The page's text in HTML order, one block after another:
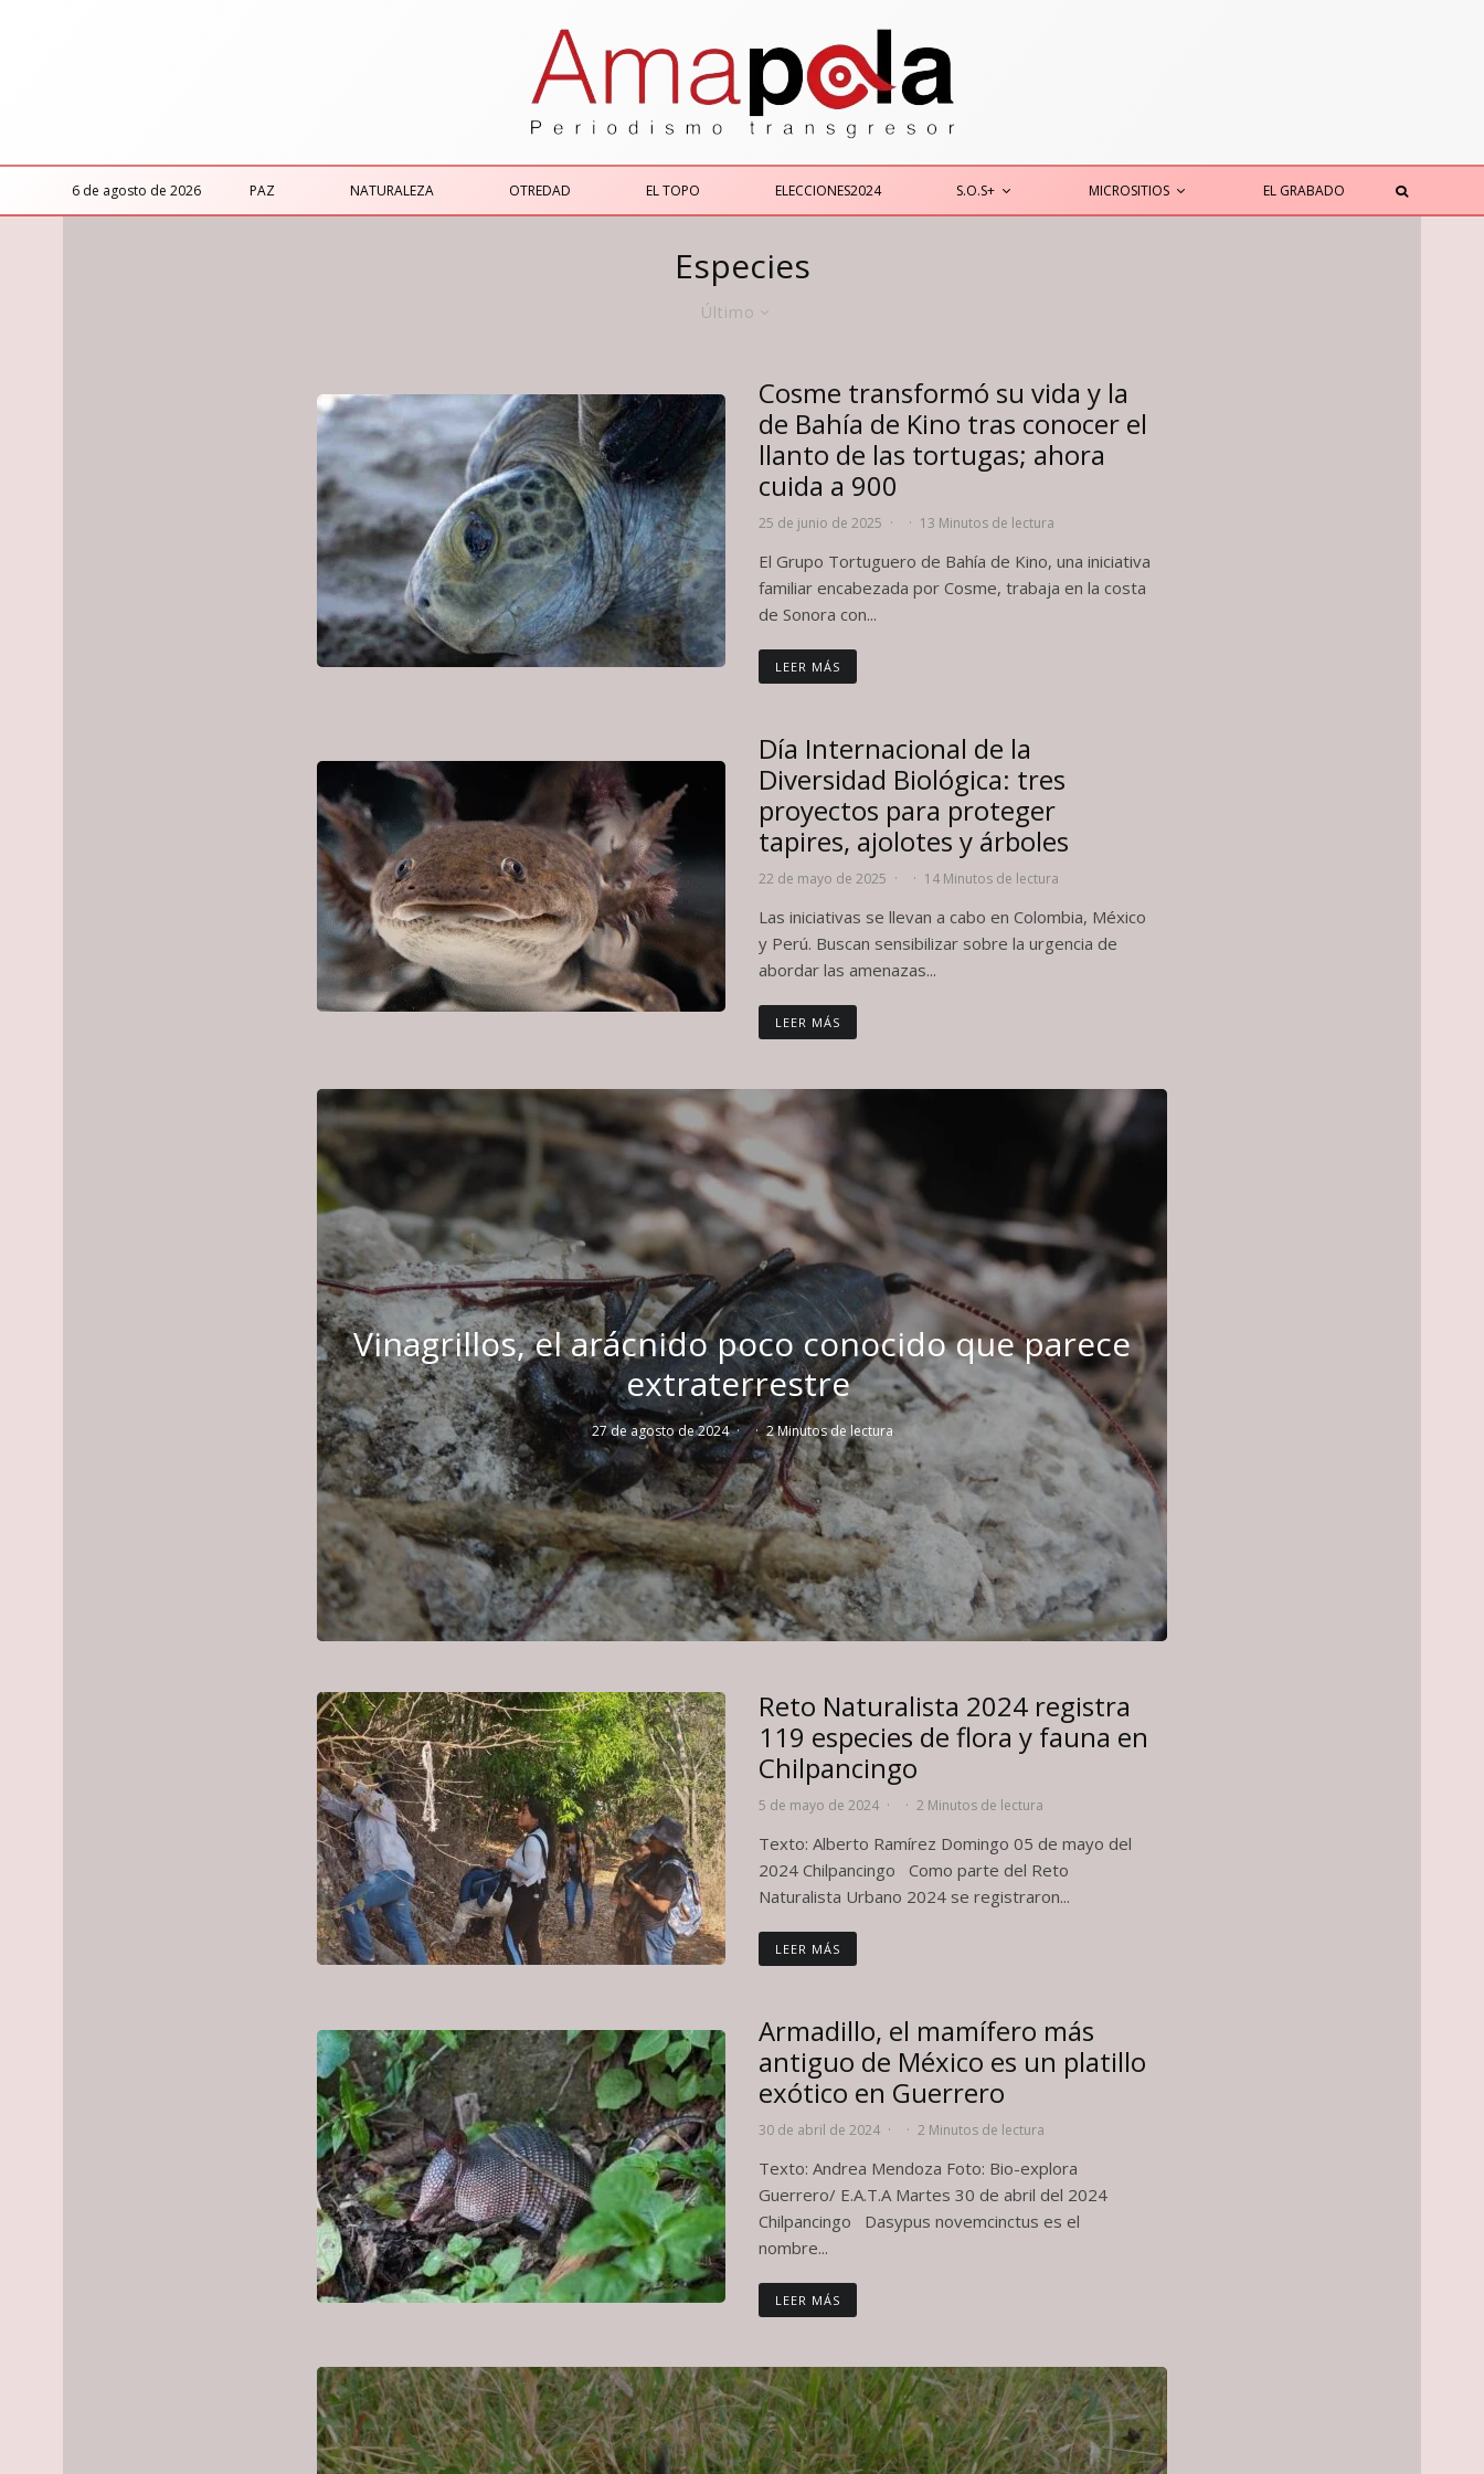
6 de agosto de 2026 PAZ NATURALEZA OTREDAD EL TOPO ELECCIONES2024 S.O.S+ MICROSITIOS EL GRABADO
Especies
Último
Cosme transformó su vida y la
de Bahía de Kino tras conocer el
llanto de las tortugas; ahora
cuida a 900
25 de junio de 2025 · · 13 Minutos de lectura
El Grupo Tortuguero de Bahía de Kino, una iniciativa
familiar encabezada por Cosme, trabaja en la costa
de Sonora con...
LEER MÁS
Día Internacional de la
Diversidad Biológica: tres
proyectos para proteger
tapires, ajolotes y árboles
22 de mayo de 2025 · · 14 Minutos de lectura
Las iniciativas se llevan a cabo en Colombia, México
y Perú. Buscan sensibilizar sobre la urgencia de
abordar las amenazas...
LEER MÁS
Vinagrillos, el arácnido poco conocido que parece
extraterrestre
27 de agosto de 2024 · · 2 Minutos de lectura
Reto Naturalista 2024 registra
119 especies de flora y fauna en
Chilpancingo
5 de mayo de 2024 · · 2 Minutos de lectura
Texto: Alberto Ramírez Domingo 05 de mayo del
2024 Chilpancingo Como parte del Reto
Naturalista Urbano 2024 se registraron...
LEER MÁS
Armadillo, el mamífero más
antiguo de México es un platillo
exótico en Guerrero
30 de abril de 2024 · · 2 Minutos de lectura
Texto: Andrea Mendoza Foto: Bio-explora
Guerrero/ E.A.T.A Martes 30 de abril del 2024
Chilpancingo Dasypus novemcinctus es el
nombre...
LEER MÁS